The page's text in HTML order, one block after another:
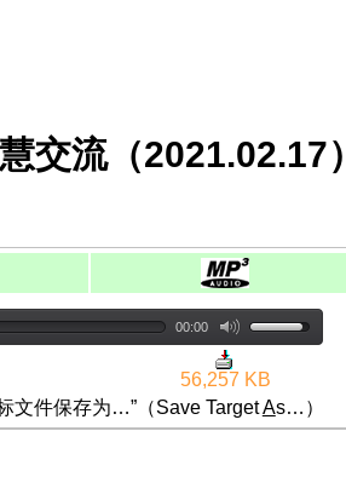
交流（2021.02.17）
00:00
56,257 KB
文件保存为…”（Save TargetAs…）